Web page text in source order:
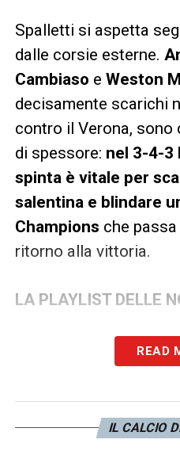
Spalletti si aspetta
dalle corsie esterne.
Cambiaso e Weston
decisamente scarichi
contro il Verona, sono
di spessore: nel 3-4-3
spinta è vitale per
salentina e blindare
Champions che
ritorno alla vittoria.
LA PLAYLIST DELLE
READ
IL CALCIO